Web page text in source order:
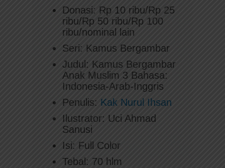
Donasi: Rp 10 ribu/Rp 25
ribu/Rp 50 ribu/Rp 100
ribu/nominal lain
Seri: Kamus Bergambar
Judul: Kamus Bergambar
Anak Muslim 3 Bahasa:
Indonesia-Arab-Inggris
Penulis: Kak Nurul Ihsan
Ilustrator: Uci Ahmad
Sanusi
Isi: Full Color
Tebal: 70 hlm